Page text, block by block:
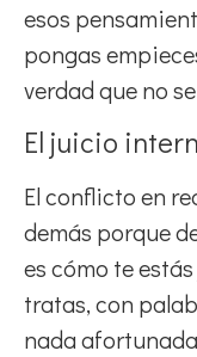
esos
pongas
verdad que no
El juicio
El conflicto en
demás porque
es cómo te
tratas, con
nada